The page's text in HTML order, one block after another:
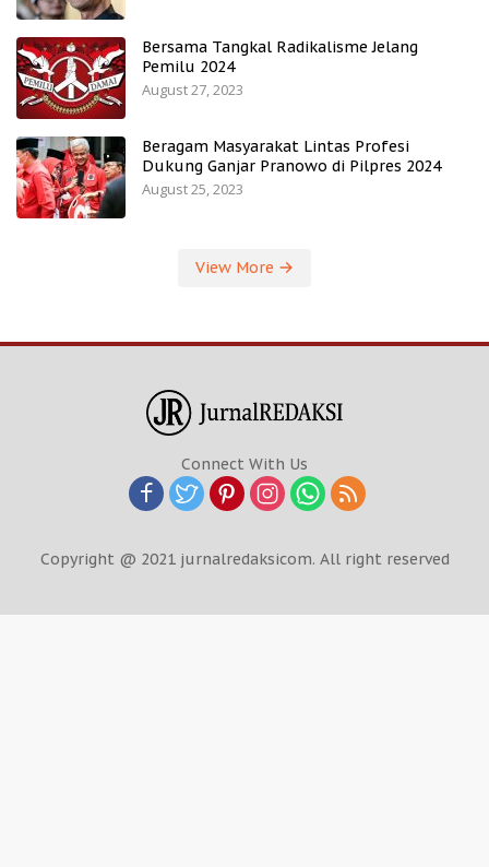
Bersama Tangkal Radikalisme Jelang
Pemilu 2024
August 27, 2023
Beragam Masyarakat Lintas Profesi
Dukung Ganjar Pranowo di Pilpres 2024
August 25, 2023
View More
Connect With Us
Copyright @ 2021 jurnalredaksicom. All right reserved